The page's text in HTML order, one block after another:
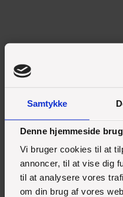
Samtykke
Denne hjemmeside
Vi bruger cookies til at
annoncer, til at vise dig
til at analysere vores
om din brug af vores